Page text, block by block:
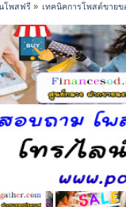
โพสฟรี» เทคนิคการโพสต์ขายข